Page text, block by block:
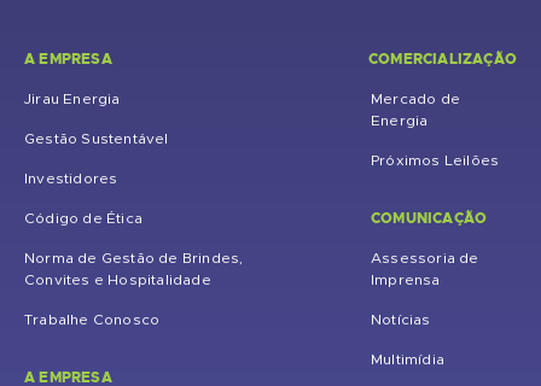
A EMPRESA
Jirau Energia
Gestão Sustentável
Investidores
Código de Ética
Norma de Gestão de Brindes,
Convites e Hospitalidade
Trabalhe Conosco
A EMPRESA
COMERCIALIZAÇÃO
Mercado de
Energia
Próximos Leilões
COMUNICAÇÃO
Assessoria de
Imprensa
Notícias
Multimídia